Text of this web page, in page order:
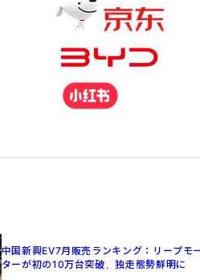
中国新興EV7月販売ランキング：リープモ
ターが初の10万台突破、独走態勢鮮明に